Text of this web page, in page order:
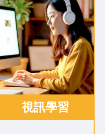
視訊學習